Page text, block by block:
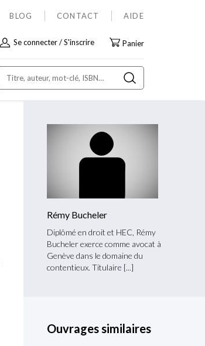
BLOG CONTACT AIDE
Allez
contenu
Se connecter S'inscrire Panier
Rémy Bucheler
Diplômé en droit et HEC, Rémy
Bucheler exerce comme avocat à
Genève dans le domaine du
contentieux. Titulaire
Ouvrages similaires